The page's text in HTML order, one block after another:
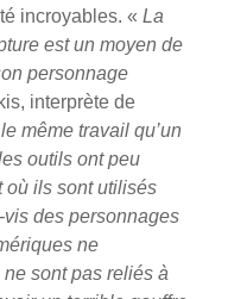
incroyables. « La
est un moyen de
personnage
interprète de
même travail qu’un
outils ont peu
où ils sont utilisés
des personnages
ne
ne sont pas reliés à